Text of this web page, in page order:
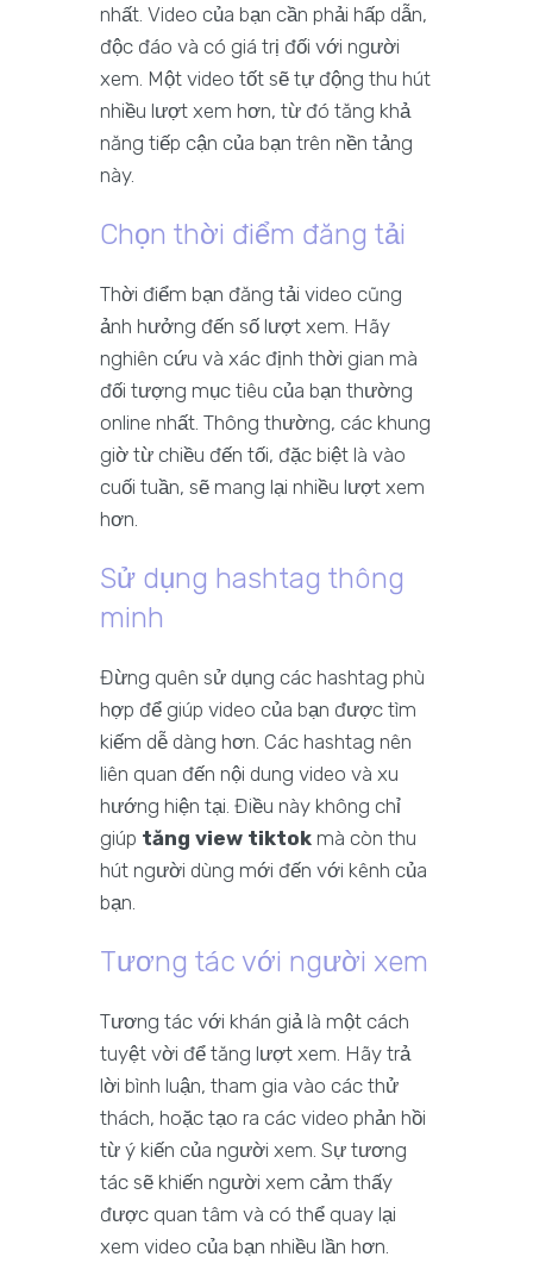
nhất. Video của bạn cần phải hấp dẫn,
độc đáo và có giá trị đối với người
xem. Một video tốt sẽ tự động thu hút
nhiều lượt xem hơn, từ đó tăng khả
năng tiếp cận của bạn trên nền tảng
này.
Chọn thời điểm đăng tải
Thời điểm bạn đăng tải video cũng
ảnh hưởng đến số lượt xem. Hãy
nghiên cứu và xác định thời gian mà
đối tượng mục tiêu của bạn thường
online nhất. Thông thường, các khung
giờ từ chiều đến tối, đặc biệt là vào
cuối tuần, sẽ mang lại nhiều lượt xem
hơn.
Sử dụng hashtag thông
minh
Đừng quên sử dụng các hashtag phù
hợp để giúp video của bạn được tìm
kiếm dễ dàng hơn. Các hashtag nên
liên quan đến nội dung video và xu
hướng hiện tại. Điều này không chỉ
giúp tăng view tiktok mà còn thu
hút người dùng mới đến với kênh của
bạn.
Tương tác với người xem
Tương tác với khán giả là một cách
tuyệt vời để tăng lượt xem. Hãy trả
lời bình luận, tham gia vào các thử
thách, hoặc tạo ra các video phản hồi
từ ý kiến của người xem. Sự tương
tác sẽ khiến người xem cảm thấy
được quan tâm và có thể quay lại
xem video của bạn nhiều lần hơn.